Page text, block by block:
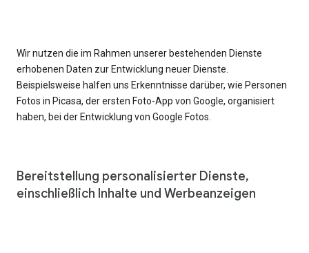
Wir nutzen die im Rahmen unserer bestehenden Dienste
erhobenen Daten zur Entwicklung neuer Dienste.
Beispielsweise halfen uns Erkenntnisse darüber, wie Personen
Fotos in Picasa, der ersten Foto-App von Google, organisiert
haben, bei der Entwicklung von Google Fotos.
Bereitstellung personalisierter Dienste,
einschließlich Inhalte und Werbeanzeigen